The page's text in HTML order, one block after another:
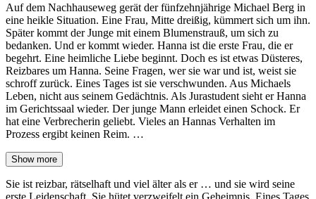
Auf dem Nachhauseweg gerät der fünfzehnjährige Michael Berg in
eine heikle Situation. Eine Frau, Mitte dreißig, kümmert sich um ihn.
Später kommt der Junge mit einem Blumenstrauß, um sich zu
bedanken. Und er kommt wieder. Hanna ist die erste Frau, die er
begehrt. Eine heimliche Liebe beginnt. Doch es ist etwas Düsteres,
Reizbares um Hanna. Seine Fragen, wer sie war und ist, weist sie
schroff zurück. Eines Tages ist sie verschwunden. Aus Michaels
Leben, nicht aus seinem Gedächtnis. Als Jurastudent sieht er Hanna
im Gerichtssaal wieder. Der junge Mann erleidet einen Schock. Er
hat eine Verbrecherin geliebt. Vieles an Hannas Verhalten im
Prozess ergibt keinen Reim. …
Show more
Sie ist reizbar, rätselhaft und viel älter als er … und sie wird seine
erste Leidenschaft. Sie hütet verzweifelt ein Geheimnis. Eines Tages